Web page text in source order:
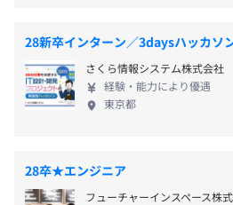
3～10名程度のチームに配属後、
3カ月（条件などの変更はありませ
役員20.0%
管理職13.8%
を支える「AUTOSAR」に携わ
待ちしております！
28新卒インターン／3daysハッカソ
さくら情報システム株式会社
経験・能力により優遇
東京都
28卒★エンジニア
フューチャーインスペース株